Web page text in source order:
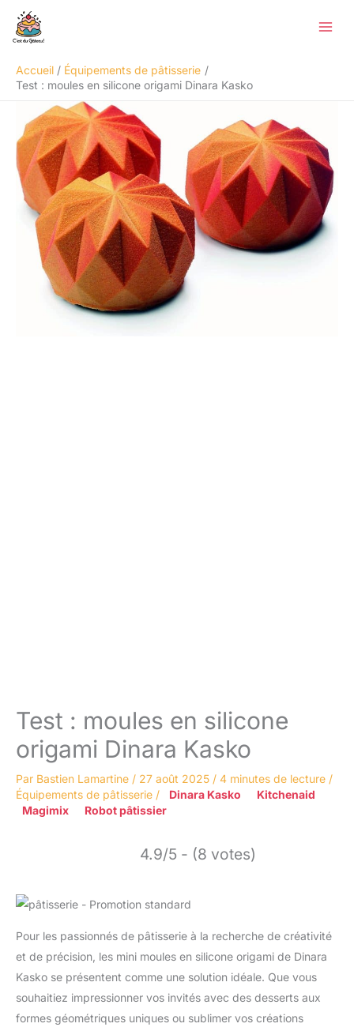
Accueil
Équipements de pâtisserie
Test : moules en silicone origami Dinara Kasko
Test : moules en silicone
origami Dinara Kasko
Par Bastien Lamartine / 27 août 2025 / 4 minutes de lecture /
Équipements de pâtisserie / Dinara Kasko
Kitchenaid
Magimix
Robot pâtissier
4.9/5 - (8 votes)
Pour les passionnés de pâtisserie à la recherche de créativité
et de précision, les mini moules en silicone origami de Dinara
Kasko se présentent comme une solution idéale. Que vous
souhaitiez impressionner vos invités avec des desserts aux
formes géométriques uniques ou sublimer vos créations
Rechercher